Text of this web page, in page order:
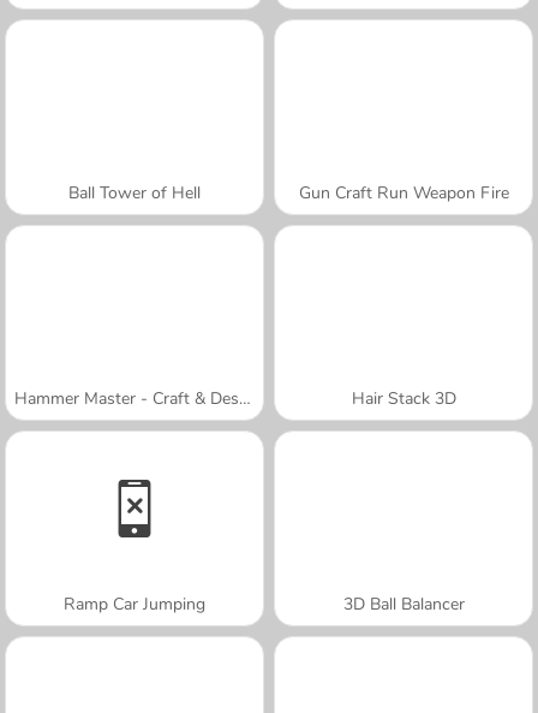
Ball Tower of Hell Gun Craft Run Weapon Fire
Hammer Master - Craft & Destroy! Hair Stack 3D
Ramp Car Jumping 3D Ball Balancer